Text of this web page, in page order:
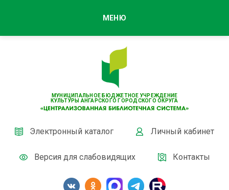
МУНИЦИПАЛЬНОЕ БЮДЖЕТНОЕ УЧРЕЖДЕНИЕ
КУЛЬТУРЫ АНГАРСКОГО ГОРОДСКОГО ОКРУГА
Электронный каталог Личный кабинет
Версия для слабовидящих Контакты
МЕНЮ